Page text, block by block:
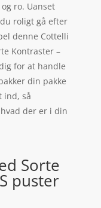
ro. Uanset
roligt gå efter
denne Cottelli
Kontraster –
for at handle
din pakke
ind, så
der er i din
Sorte
puster